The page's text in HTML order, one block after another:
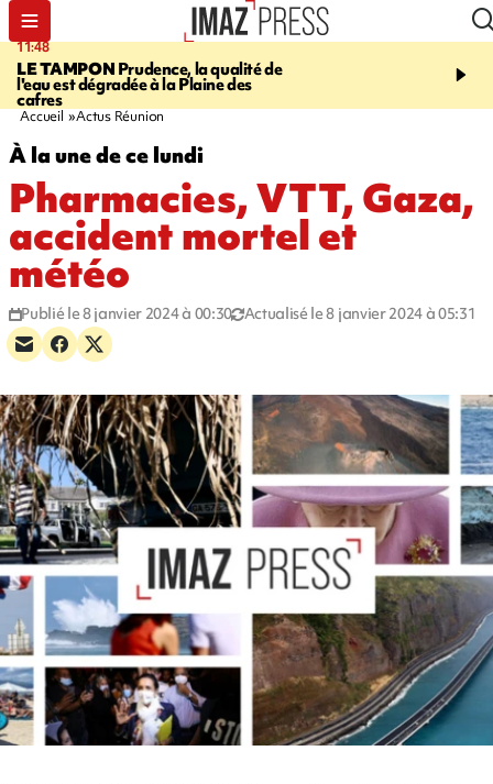
11:48
LE TAMPON Prudence, la qualité de
l'eau est dégradée à la Plaine des
cafres
12:48
Cap Lahoussaye du 10
Accueil Actus Réunion
À la une de ce lundi
Pharmacies, VTT, Gaza,
accident mortel et
météo
Publié le 8 janvier 2024 à 00:30 Actualisé le 8 janvier 2024 à 05:31